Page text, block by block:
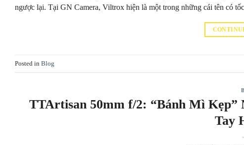
ngược lại. Tại GN Camera, Viltrox hiện là một trong những cái tên có
Posted in Blog
TTArtisan 50mm f/2: “Bánh Mì Kẹp”
Tay